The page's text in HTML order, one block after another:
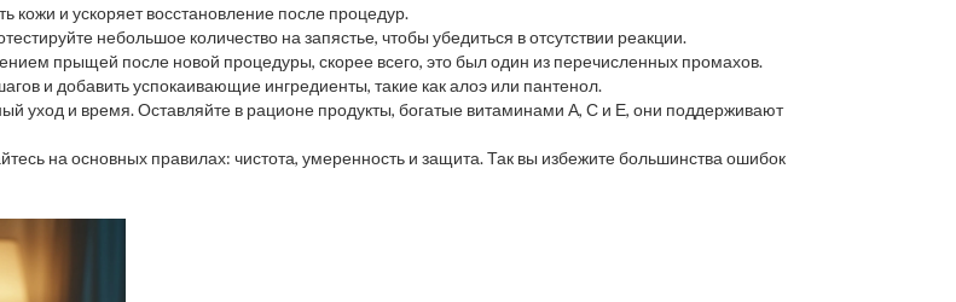
кожи и ускоряет восстановление после процедур.
небольшое количество на запястье, чтобы убедиться в отсутствии реакции.
прыщей после новой процедуры, скорее всего, это был один из перечисленных промахов.
и добавить успокаивающие ингредиенты, такие как алоэ или пантенол.
уход и время. Оставляйте в рационе продукты, богатые витаминами А, С и Е, они поддерживают
на основных правилах: чистота, умеренность и защита. Так вы избежите большинства ошибок